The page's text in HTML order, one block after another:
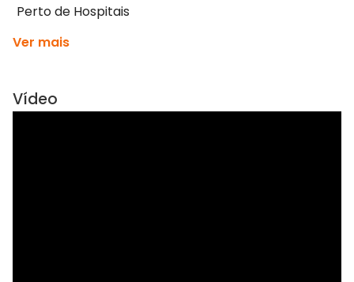
Perto de Hospitais
Ver mais
Vídeo